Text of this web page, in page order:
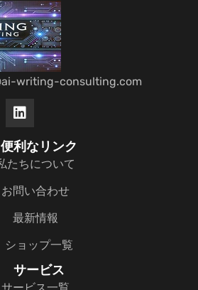
writing-consulting.com
便利なリンク
たちについて
お問い合わせ
最新情報
ショップ一覧
サービス